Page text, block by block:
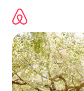
directement
contenu